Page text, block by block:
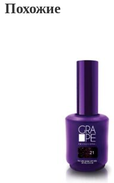
Похожие